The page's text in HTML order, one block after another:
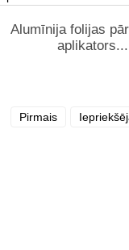
Alumīnija folijas
aplikators...
Pirmais